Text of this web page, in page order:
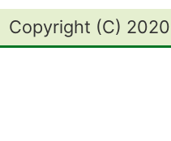
Copyright (C)